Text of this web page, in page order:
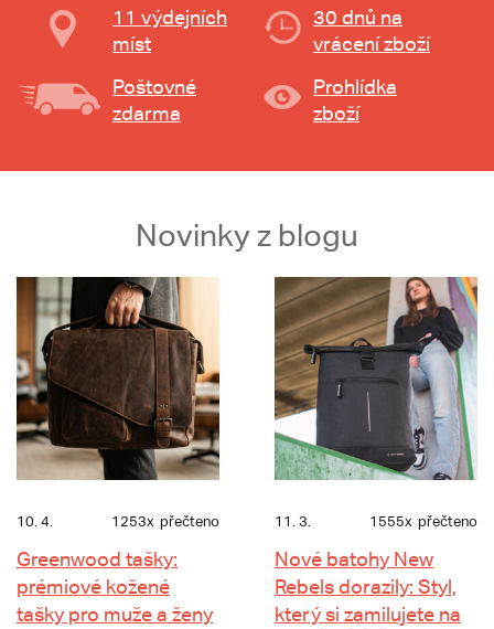
11 výdejních
míst
30 dnů na
vrácení zboží
Poštovné
zdarma
Prohlídka
zboží
Novinky z blogu
10. 4. 1253x přečteno
Greenwood tašky:
prémiové kožené
tašky pro muže a ženy
11. 3. 1555x přečteno
Nové batohy New
Rebels dorazily: Styl,
který si zamilujete na